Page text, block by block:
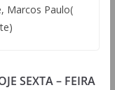
Marcos Paulo(
SEXTA – FEIRA